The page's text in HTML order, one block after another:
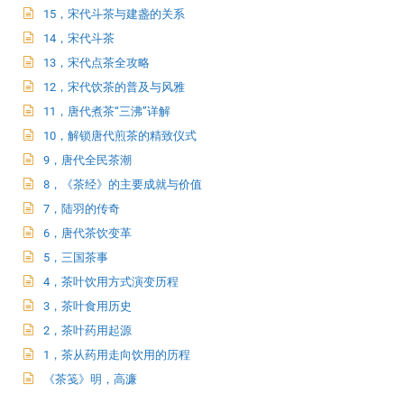
15，宋代斗茶与建盏的关系
14，宋代斗茶
13，宋代点茶全攻略
12，宋代饮茶的普及与风雅
11，唐代煮茶“三沸”详解
10，解锁唐代煎茶的精致仪式
9，唐代全民茶潮
8，《茶经》的主要成就与价值
7，陆羽的传奇
6，唐代茶饮变革
5，三国茶事
4，茶叶饮用方式演变历程
3，茶叶食用历史
2，茶叶药用起源
1，茶从药用走向饮用的历程
《茶笺》明，高濂